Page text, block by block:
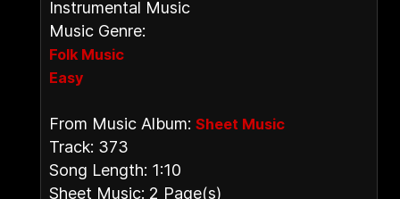
Instrumental Music
Music Genre:
Folk Music
Easy
From Music Album: Sheet Music
Track: 373
Song Length: 1:10
Sheet Music: 2 Page(s)